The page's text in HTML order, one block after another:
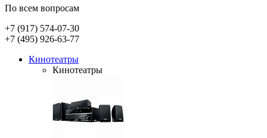
По всем вопросам
+7 (917) 574-07-30
+7 (495) 926-63-77
Кинотеатры
Кинотеатры